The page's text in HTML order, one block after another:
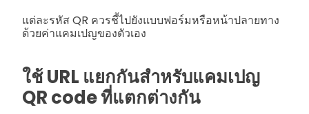
แต่ละรหัส QR ควรชี้ไปยังแบบฟอร์มหรือหน้าปลายทาง
ด้วยค่าแคมเปญของตัวเอง
ใช้ URL แยกกันสำหรับแคมเปญ
QR code ที่แตกต่างกัน